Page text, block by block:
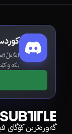
لەگەڵ
بکە و
گەورەترین کۆگای